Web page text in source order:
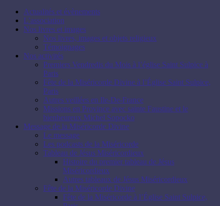
Actualités et évènements
L’association
Nos livres et images
Nos livres, images et objets religieux
Témoignages
Nos activités
Premiers Vendredis du Mois à l’église Saint Sulpice à
Paris
Fête de la Miséricorde Divine à l’Église Saint Sulpice,
Paris
Autres veillées en Ile-De-France
Missions en Province avec sainte Faustine et le
bienheureux Michel Sopocko
Message de la Miséricorde Divine
Le message
Les podcasts de la Miséricorde
Tableau de Jésus Miséricordieux
Histoire du premier tableau de Jésus
Miséricordieux
Autres tableaux de Jésus Miséricordieux
Fête de la Miséricorde Divine
Fête de la Miséricorde à l’Église Saint Sulpice,